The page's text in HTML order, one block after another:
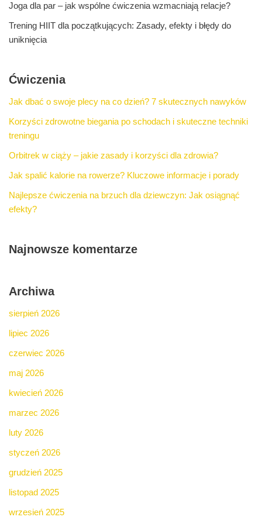
Joga dla par – jak wspólne ćwiczenia wzmacniają relacje?
Trening HIIT dla początkujących: Zasady, efekty i błędy do
uniknięcia
Ćwiczenia
Jak dbać o swoje plecy na co dzień? 7 skutecznych nawyków
Korzyści zdrowotne biegania po schodach i skuteczne techniki
treningu
Orbitrek w ciąży – jakie zasady i korzyści dla zdrowia?
Jak spalić kalorie na rowerze? Kluczowe informacje i porady
Najlepsze ćwiczenia na brzuch dla dziewczyn: Jak osiągnąć
efekty?
Najnowsze komentarze
Archiwa
sierpień 2026
lipiec 2026
czerwiec 2026
maj 2026
kwiecień 2026
marzec 2026
luty 2026
styczeń 2026
grudzień 2025
listopad 2025
wrzesień 2025